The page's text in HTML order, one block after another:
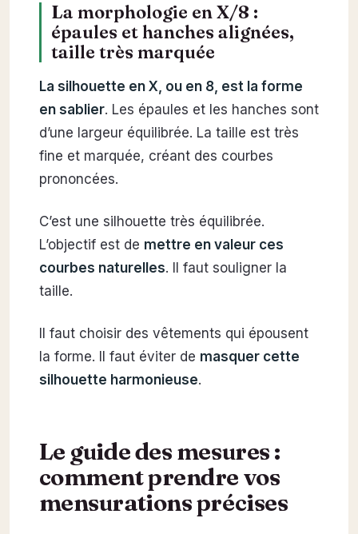
La morphologie en X/8 :
épaules et hanches alignées,
taille très marquée
La silhouette en X, ou en 8, est la forme
en sablier. Les épaules et les hanches sont
d’une largeur équilibrée. La taille est très
fine et marquée, créant des courbes
prononcées.
C’est une silhouette très équilibrée.
L’objectif est de mettre en valeur ces
courbes naturelles. Il faut souligner la
taille.
Il faut choisir des vêtements qui épousent
la forme. Il faut éviter de masquer cette
silhouette harmonieuse.
Le guide des mesures :
comment prendre vos
mensurations précises